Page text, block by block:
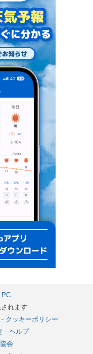
PC
れます
- クッキーポリシー
- ヘルプ
会